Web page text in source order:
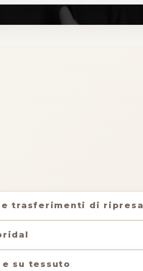
trasferimenti di ripresa
su tessuto